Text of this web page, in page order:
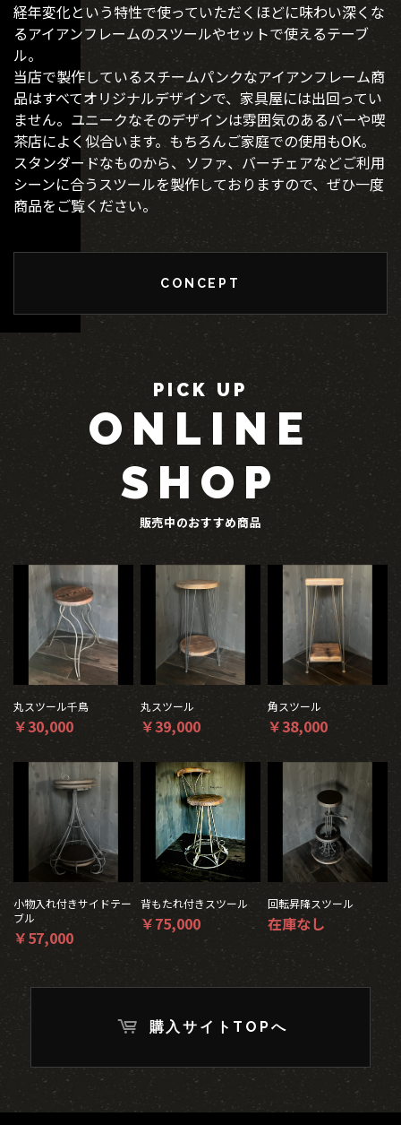
経年変化という特性で使っていただくほどに味わい深くな
るアイアンフレームのスツールやセットで使えるテーブ
ル。
当店で製作しているスチームパンクなアイアンフレーム商
品はすべてオリジナルデザインで、家具屋には出回ってい
ません。ユニークなそのデザインは雰囲気のあるバーや喫
茶店によく似合います。もちろんご家庭での使用もOK。
スタンダードなものから、ソファ、バーチェアなどご利用
シーンに合うスツールを製作しておりますので、ぜひ一度
商品をご覧ください。
CONCEPT
PICK UP
ONLINE
SHOP
販売中のおすすめ商品
丸スツール千鳥
￥30,000
丸スツール
￥39,000
角スツール
￥38,000
小物入れ付きサイドテー
ブル
￥57,000
背もたれ付きスツール
￥75,000
回転昇降スツール
在庫なし
購入サイトTOPへ